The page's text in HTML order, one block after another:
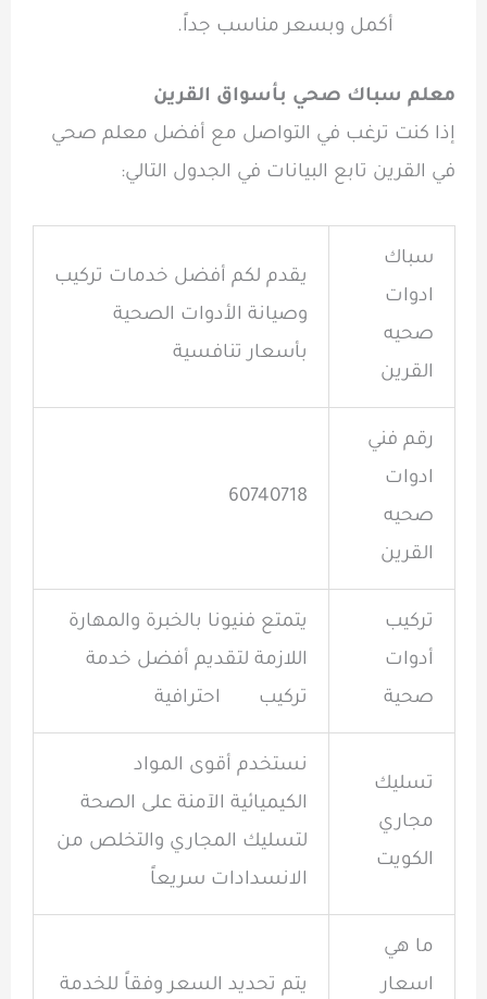
أكمل وبسعر مناسب جداً.
معلم سباك صحي بأسواق القرين
إذا كنت ترغب في التواصل مع أفضل معلم صحي
في القرين تابع البيانات في الجدول التالي:
سباك
ادوات
صحيه
القرين
يقدم لكم أفضل خدمات تركيب
وصيانة الأدوات الصحية
بأسعار تنافسية
رقم فني
ادوات
صحيه
القرين
60740718
تركيب
أدوات
صحية
يتمتع فنيونا بالخبرة والمهارة
اللازمة لتقديم أفضل خدمة
تركيب احترافية
تسليك
مجاري
الكويت
نستخدم أقوى المواد
الكيميائية الآمنة على الصحة
لتسليك المجاري والتخلص من
الانسدادات سريعاً
ما هي
اسعار
يتم تحديد السعر وفقاً للخدمة